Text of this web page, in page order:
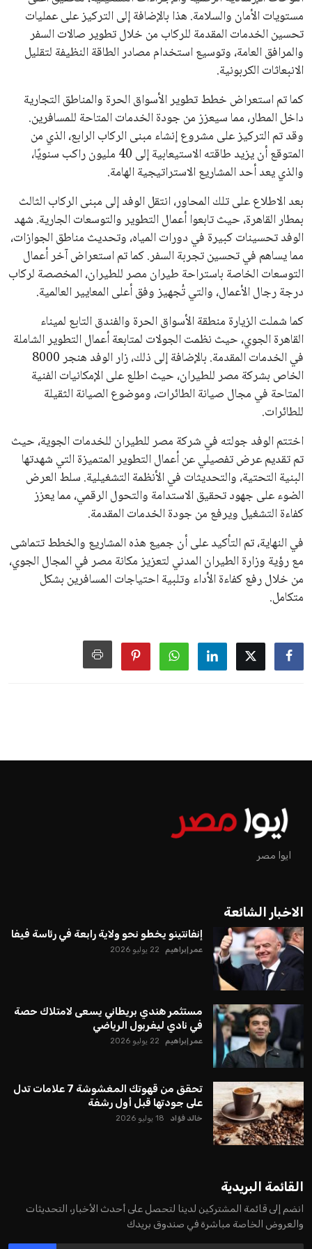
مستويات الأمان والسلامة. هذا بالإضافة إلى التركيز على عمليات
تحسين الخدمات المقدمة للركاب من خلال تطوير صالات السفر
والمرافق العامة، وتوسيع استخدام مصادر الطاقة النظيفة لتقليل
الانبعاثات الكربونية.
كما تم استعراض خطط تطوير الأسواق الحرة والمناطق التجارية
داخل المطار، مما سيعزز من جودة الخدمات المتاحة للمسافرين.
وقد تم التركيز على مشروع إنشاء مبنى الركاب الرابع، الذي من
المتوقع أن يزيد طاقته الاستيعابية إلى 40 مليون راكب سنويًا،
والذي يعد أحد المشاريع الاستراتيجية الهامة.
بعد الاطلاع على تلك المحاور، انتقل الوفد إلى مبنى الركاب الثالث
بمطار القاهرة، حيث تابعوا أعمال التطوير والتوسعات الجارية. شهد
الوفد تحسينات كبيرة في دورات المياه، وتحديث مناطق الجوازات،
مما يساهم في تحسين تجربة السفر. كما تم استعراض آخر أعمال
التوسعات الخاصة باستراحة طيران مصر للطيران، المخصصة لركاب
درجة رجال الأعمال، والتي تُجهيز وفق أعلى المعايير العالمية.
كما شملت الزيارة منطقة الأسواق الحرة والفندق التابع لميناء
القاهرة الجوي، حيث نظمت الجولات لمتابعة أعمال التطوير الشاملة
في الخدمات المقدمة. بالإضافة إلى ذلك، زار الوفد هنجر 8000
الخاص بشركة مصر للطيران، حيث اطلع على الإمكانيات الفنية
المتاحة في مجال صيانة الطائرات، وموضوع الصيانة الثقيلة
للطائرات.
اختتم الوفد جولته في شركة مصر للطيران للخدمات الجوية، حيث
تم تقديم عرض تفصيلي عن أعمال التطوير المتميزة التي شهدتها
البنية التحتية، والتحديثات في الأنظمة التشغيلية. سلط العرض
الضوء على جهود تحقيق الاستدامة والتحول الرقمي، مما يعزز
كفاءة التشغيل ويرفع من جودة الخدمات المقدمة.
في النهاية، تم التأكيد على أن جميع هذه المشاريع والخطط تتماشى
مع رؤية وزارة الطيران المدني لتعزيز مكانة مصر في المجال الجوي،
من خلال رفع كفاءة الأداء وتلبية احتياجات المسافرين بشكل
متكامل.
ايوا مصر
الاخبار الشائعة
إنفانتينو يخطو نحو ولاية رابعة في رئاسة فيفا
عمر إبراهيم 22 يوليو 2026
مستثمر هندي بريطاني يسعى لامتلاك حصة
في نادي ليفربول الرياضي
عمر إبراهيم 22 يوليو 2026
تحقق من قهوتك المغشوشة 7 علامات تدل
على جودتها قبل أول رشفة
خالد فؤاد 18 يوليو 2026
القائمة البريدية
انضم إلى قائمة المشتركين لدينا لتحصل على أحدث الأخبار، التحديثات
والعروض الخاصة مباشرة في صندوق بريدك